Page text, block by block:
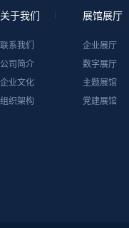
关于我们
联系我们
公司简介
企业文化
组织架构
展馆展厅
企业展厅
数字展厅
主题展馆
党建展馆